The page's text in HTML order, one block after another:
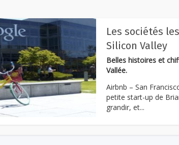
Les sociétés
Silicon Valley
Belles histoires et
Vallée.
Airbnb – San
petite start-up de
grandir, et...